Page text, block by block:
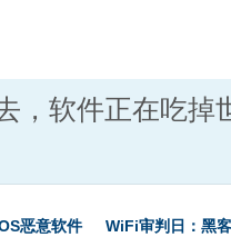
，软件正在吃掉
恶意软件 WiFi审判日：黑